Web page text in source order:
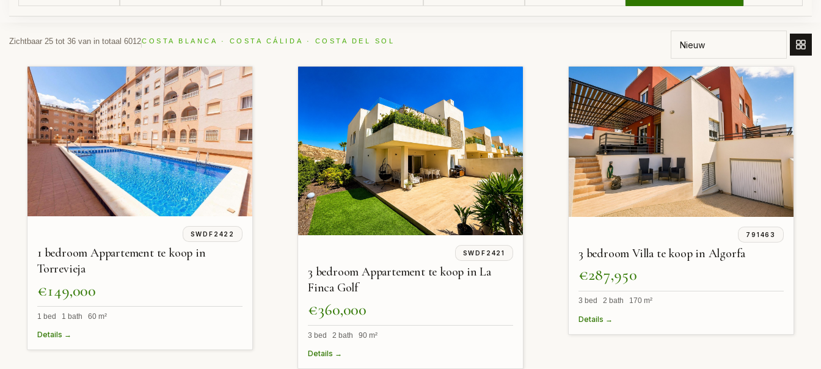
Zichtbaar 25 tot 36 van in totaal 6012COSTA BLANCA · COSTA CÁLIDA · COSTA DEL SOL
SORTEER OP
SWDF2422
1 bedroom Appartement te koop in
Torrevieja
€149,000
1 bed 1 bath 60 m²
Details →
SWDF2421
3 bedroom Appartement te koop in La
Finca Golf
€360,000
3 bed 2 bath 90 m²
Details →
791463
3 bedroom Villa te koop in Algorfa
€287,950
3 bed 2 bath 170 m²
Details →